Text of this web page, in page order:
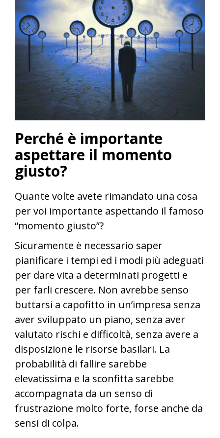
Perché è importante
aspettare il momento
giusto?
Quante volte avete rimandato una cosa
per voi importante aspettando il famoso
“momento giusto”?
Sicuramente è necessario saper
pianificare i tempi ed i modi più adeguati
per dare vita a determinati progetti e
per farli crescere. Non avrebbe senso
buttarsi a capofitto in un’impresa senza
aver sviluppato un piano, senza aver
valutato rischi e difficoltà, senza avere a
disposizione le risorse basilari. La
probabilità di fallire sarebbe
elevatissima e la sconfitta sarebbe
accompagnata da un senso di
frustrazione molto forte, forse anche da
sensi di colpa.